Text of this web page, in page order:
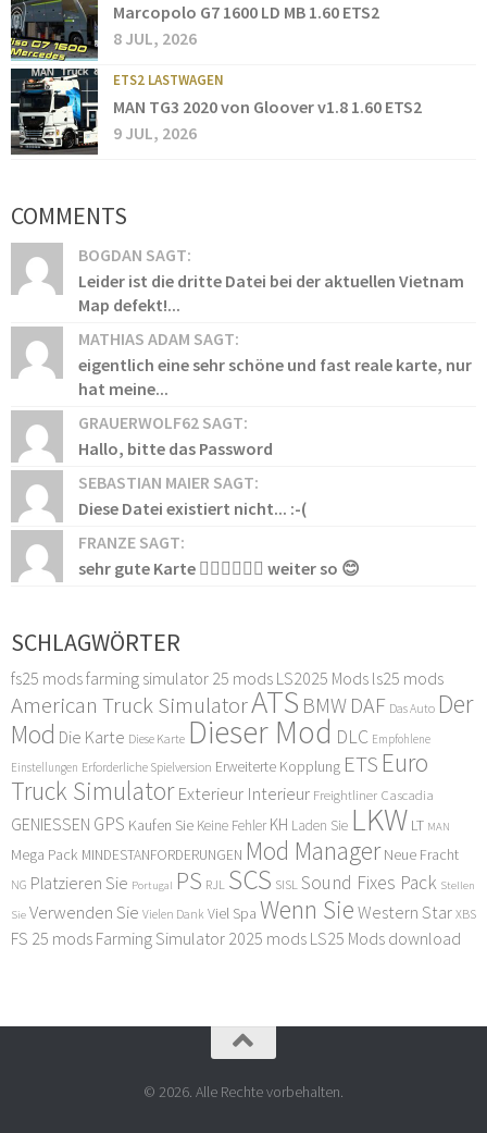
Marcopolo G7 1600 LD MB 1.60 ETS2
8 JUL, 2026
ETS2 LASTWAGEN
MAN TG3 2020 von Gloover v1.8 1.60 ETS2
9 JUL, 2026
COMMENTS
BOGDAN SAGT:
Leider ist die dritte Datei bei der aktuellen Vietnam
Map defekt!...
MATHIAS ADAM SAGT:
eigentlich eine sehr schöne und fast reale karte, nur
hat meine...
GRAUERWOLF62 SAGT:
Hallo, bitte das Password
SEBASTIAN MAIER SAGT:
Diese Datei existiert nicht... :-(
FRANZE SAGT:
sehr gute Karte 👍🏻👍🏻👍🏻 weiter so 😊
SCHLAGWÖRTER
fs25 modsfarming simulator 25 mods LS2025 Mods ls25 mods
American Truck SimulatorATS BMW DAF Das Auto Der
Mod Die Karte Diese Karte Dieser Mod DLC Empfohlene
Einstellungen Erforderliche Spielversion Erweiterte Kopplung ETS Euro
Truck Simulator Exterieur Interieur Freightliner Cascadia
GENIESSEN GPS Kaufen Sie Keine Fehler KH Laden Sie LKW LT MAN
Mega Pack MINDESTANFORDERUNGEN Mod Manager Neue Fracht
NG Platzieren Sie Portugal PS RJL SCS SISL Sound Fixes Pack Stellen
Sie Verwenden Sie Vielen Dank Viel Spa Wenn Sie Western Star XBS
FS 25 mods Farming Simulator 2025 mods LS25 Mods download
© 2026. Alle Rechte vorbehalten.